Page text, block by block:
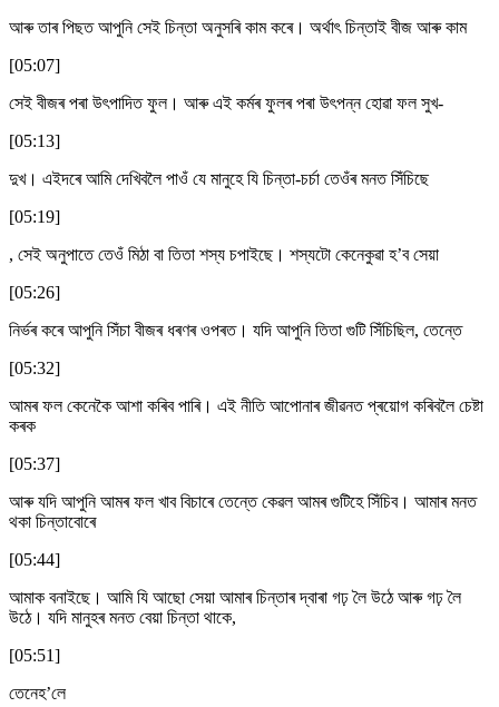
আৰু তাৰ পিছত আপুনি সেই চিন্তা অনুসৰি কাম কৰে। অৰ্থাৎ চিন্তাই বীজ আৰু কাম
[05:07]
সেই বীজৰ পৰা উৎপাদিত ফুল। আৰু এই কৰ্মৰ ফুলৰ পৰা উৎপন্ন হোৱা ফল সুখ-
[05:13]
দুখ। এইদৰে আমি দেখিবলৈ পাওঁ যে মানুহে যি চিন্তা-চৰ্চা তেওঁৰ মনত সিঁচিছে
[05:19]
, সেই অনুপাতে তেওঁ মিঠা বা তিতা শস্য চপাইছে। শস্যটো কেনেকুৱা হ’ব সেয়া
[05:26]
নিৰ্ভৰ কৰে আপুনি সিঁচা বীজৰ ধৰণৰ ওপৰত। যদি আপুনি তিতা গুটি সিঁচিছিল, তেন্তে
[05:32]
আমৰ ফল কেনেকৈ আশা কৰিব পাৰি। এই নীতি আপোনাৰ জীৱনত প্ৰয়োগ কৰিবলৈ চেষ্টা
কৰক
[05:37]
আৰু যদি আপুনি আমৰ ফল খাব বিচাৰে তেন্তে কেৱল আমৰ গুটিহে সিঁচিব। আমাৰ মনত
থকা চিন্তাবোৰে
[05:44]
আমাক বনাইছে। আমি যি আছো সেয়া আমাৰ চিন্তাৰ দ্বাৰা গঢ় লৈ উঠে আৰু গঢ় লৈ
উঠে। যদি মানুহৰ মনত বেয়া চিন্তা থাকে,
[05:51]
তেনেহ’লে